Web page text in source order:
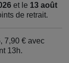
et le 13 août
de retrait.
, 7,90 € avec
13h.